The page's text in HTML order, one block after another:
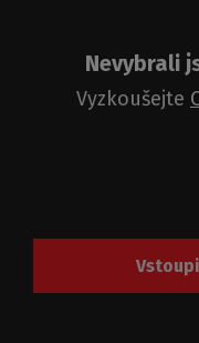
Nevybrali
Vyzkoušejte